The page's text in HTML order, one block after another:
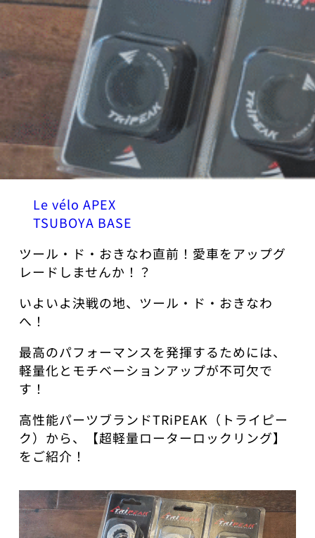
Le vélo APEX
TSUBOYA BASE
ツール・ド・おきなわ直前！愛車をアップグ
レードしませんか！？
​いよいよ決戦の地、ツール・ド・おきなわ
へ！
最高のパフォーマンスを発揮するためには、
軽量化とモチベーションアップが不可欠で
す！
​高性能パーツブランドTRiPEAK（トライピー
ク）から、【超軽量ローターロックリング】
をご紹介！